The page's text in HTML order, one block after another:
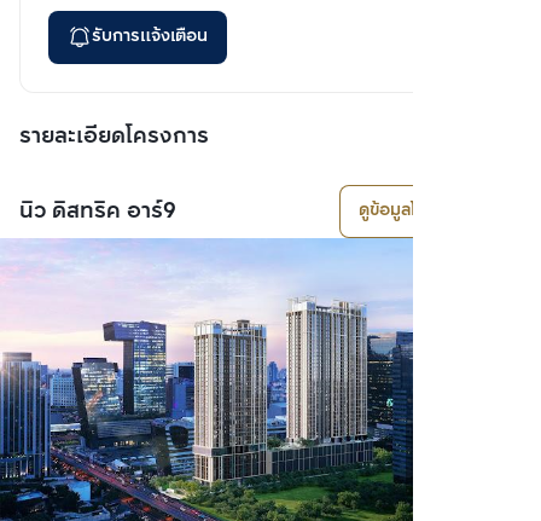
รับการแจ้งเตือน
รายละเอียดโครงการ
นิว ดิสทริค อาร์9 ดูข้อมูลโครงการ